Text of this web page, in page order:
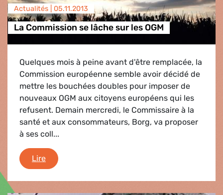
Actualités | 05.11.2013
La Commission se lâche sur les OGM
Quelques mois à peine avant d'être remplacée, la
Commission européenne semble avoir décidé de
mettre les bouchées doubles pour imposer de
nouveaux OGM aux citoyens européens qui les
refusent. Demain mercredi, le Commissaire à la
santé et aux consommateurs, Borg, va proposer
à ses coll...
LireLa Commission se lâche sur les OGM